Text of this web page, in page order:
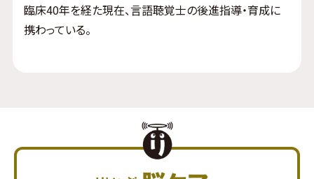
臨床40年を経た現在、言語聴覚士の後進指導・育成に
携わっている。